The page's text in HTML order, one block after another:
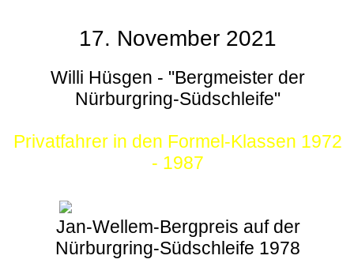
17. November 2021
Willi Hüsgen - "Bergmeister der
Nürburgring-Südschleife"
Privatfahrer in den Formel-Klassen 1972
- 1987
Jan-Wellem-Bergpreis auf der
Nürburgring-Südschleife 1978